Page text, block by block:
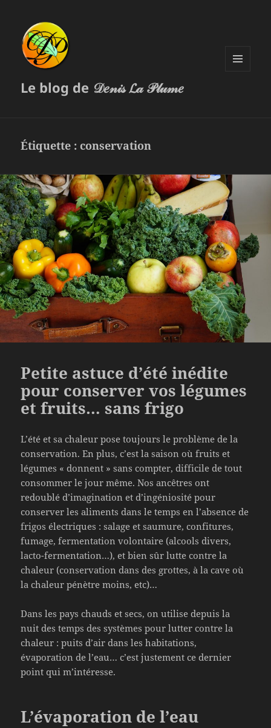
Le blog de 𝒟𝑒𝓃𝒾𝓈 𝓛𝒶 𝒫𝓁𝓊𝓂𝑒
Étiquette : conservation
Petite astuce d’été inédite
pour conserver vos légumes
et fruits… sans frigo
L’été et sa chaleur pose toujours le problème de la
conservation. En plus, c’est la saison où fruits et
légumes « donnent » sans compter, difficile de tout
consommer le jour même. Nos ancêtres ont
redoublé d’imagination et d’ingéniosité pour
conserver les aliments dans le temps en l’absence de
frigos électriques : salage et saumure, confitures,
fumage, fermentation volontaire (alcools divers,
lacto-fermentation…), et bien sûr lutte contre la
chaleur (conservation dans des grottes, à la cave où
la chaleur pénètre moins, etc)…
Dans les pays chauds et secs, on utilise depuis la
nuit des temps des systèmes pour lutter contre la
chaleur : puits d’air dans les habitations,
évaporation de l’eau… c’est justement ce dernier
point qui m’intéresse.
L’évaporation de l’eau